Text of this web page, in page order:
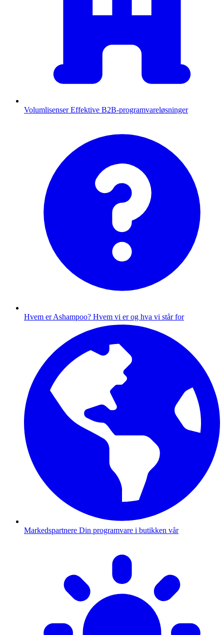
Volumlisenser Effektive B2B-programvareløsninger
Hvem er Ashampoo? Hvem vi er og hva vi står for
Markedspartnere Din programvare i butikken vår